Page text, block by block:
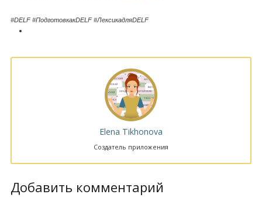
#DELF #ПодготовкакDELF #ЛексикадляDELF
Elena Tikhonova
Создатель приложения
Добавить комментарий